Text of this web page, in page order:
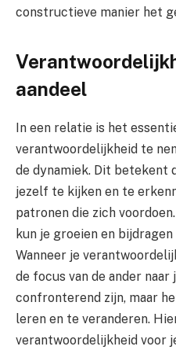
constructieve manier het
aandeel
In een relatie is het
verantwoordelijkheid te
de dynamiek. Dit betekent
jezelf te kijken en te
patronen die zich
kun je groeien en
Wanneer je
de focus van de ander naar
confronterend zijn, maar
leren en te veranderen.
verantwoordelijkheid voor